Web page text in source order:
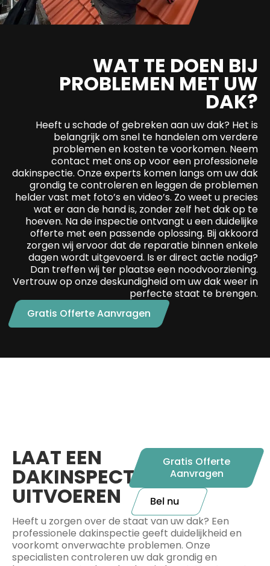
WAT TE DOEN BIJ
PROBLEMEN MET UW
DAK?
Heeft u schade of gebreken aan uw dak? Het is
belangrijk om snel te handelen om verdere
problemen en kosten te voorkomen. Neem
contact met ons op voor een professionele
dakinspectie. Onze experts komen langs om uw dak
grondig te controleren en leggen de problemen
helder vast met foto’s en video’s. Zo weet u precies
wat er aan de hand is, zonder zelf het dak op te
hoeven. Na de inspectie ontvangt u een duidelijke
offerte met een passende oplossing. Bij akkoord
zorgen wij ervoor dat de reparatie binnen enkele
dagen wordt uitgevoerd. Is er direct actie nodig?
Dan treffen wij ter plaatse een noodvoorziening.
Vertrouw op onze deskundigheid om uw dak weer in
perfecte staat te brengen.
Gratis Offerte Aanvragen
LAAT EEN
DAKINSPECTIE
UITVOEREN
Gratis Offerte
Aanvragen
Bel nu
Heeft u zorgen over de staat van uw dak? Een
professionele dakinspectie geeft duidelijkheid en
voorkomt onverwachte problemen. Onze
specialisten controleren uw dak grondig en